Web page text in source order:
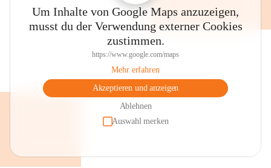
Um Inhalte von Google Maps anzuzeigen,
musst du der Verwendung externer Cookies
zustimmen.
https://www.google.com/maps
Mehr erfahren
Akzeptieren und anzeigen
Ablehnen
Auswahl merken